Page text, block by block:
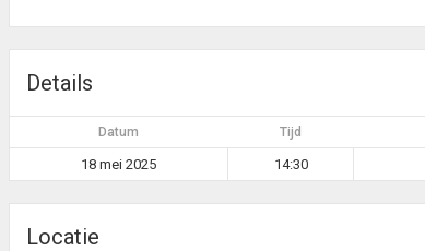
Details
Datum Tijd
18 mei 2025 14:30
Locatie